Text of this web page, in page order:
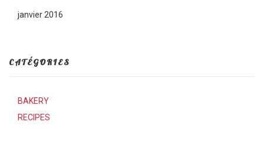
janvier 2016
CATÉGORIES
BAKERY
RECIPES